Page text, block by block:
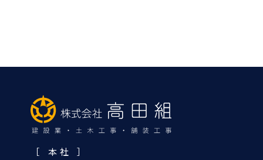
［ 本 社 ］